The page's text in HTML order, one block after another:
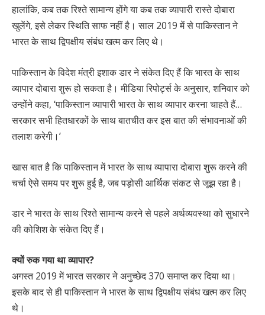
हालांकि, कब तक रिश्ते सामान्य होंगे या कब तक व्यापारी रास्ते दोबारा
खुलेंगे, इसे लेकर स्थिति साफ नहीं है। साल 2019 में से पाकिस्तान ने
भारत के साथ द्विपक्षीय संबंध खत्म कर लिए थे।
पाकिस्तान के विदेश मंत्री इशाक डार ने संकेत दिए हैं कि भारत के साथ
व्यापार दोबारा शुरू हो सकता है। मीडिया रिपोर्ट्स के अनुसार, शनिवार को
उन्होंने कहा, ‘पाकिस्तान व्यापारी भारत के साथ व्यापार करना चाहते हैं…
सरकार सभी हितधारकों के साथ बातचीत कर इस बात की संभावनाओं की
तलाश करेगी।’
खास बात है कि पाकिस्तान में भारत के साथ व्यापारा दोबारा शुरू करने की
चर्चा ऐसे समय पर शुरू हुई है, जब पड़ोसी आर्थिक संकट से जूझ रहा है।
डार ने भारत के साथ रिश्ते सामान्य करने से पहले अर्थव्यवस्था को सुधारने
की कोशिश के संकेत दिए हैं।
क्यों रुक गया था व्यापार?
अगस्त 2019 में भारत सरकार ने अनुच्छेद 370 समाप्त कर दिया था।
इसके बाद से ही पाकिस्तान ने भारत के साथ द्विपक्षीय संबंध खत्म कर लिए
थे।